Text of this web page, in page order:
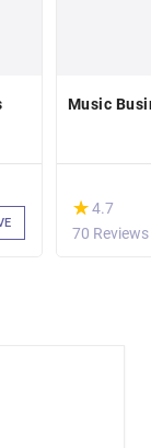
Music
(*)
★
★4.7
70 Reviews